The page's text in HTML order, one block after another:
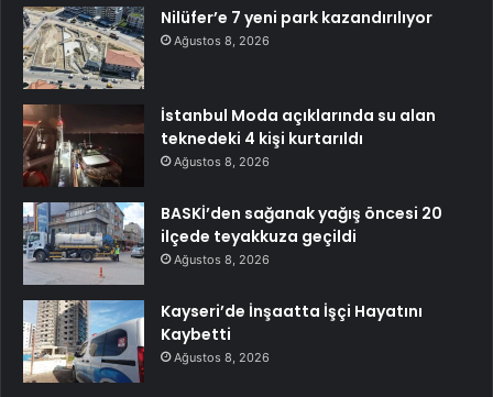
Nilüfer’e 7 yeni park kazandırılıyor
Ağustos 8, 2026
İstanbul Moda açıklarında su alan
teknedeki 4 kişi kurtarıldı
Ağustos 8, 2026
BASKİ’den sağanak yağış öncesi 20
ilçede teyakkuza geçildi
Ağustos 8, 2026
Kayseri’de İnşaatta İşçi Hayatını
Kaybetti
Ağustos 8, 2026